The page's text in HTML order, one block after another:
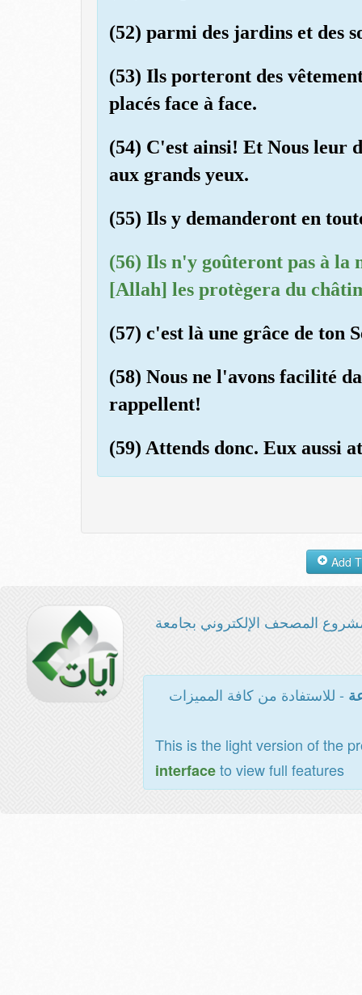
(52) parmi des jardins et des
(53) Ils porteront des
placés face à face.
(54) C'est ainsi! Et Nous leur
aux grands yeux.
(55) Ils y demanderont en
(56) Ils n'y goûteront pas à
[Allah] les protègera du
(57) c'est là une grâce de ton
(58) Nous ne l'avons facilité
rappellent!
(59) Attends donc. Eux aussi
المصحف الإلكتروني بجامعة
- للاستفادة من كافة المميزات
This is the light version of the
interfaceto view full features